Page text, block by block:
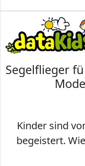
Segelflieger
Kinder sind
begeistert.